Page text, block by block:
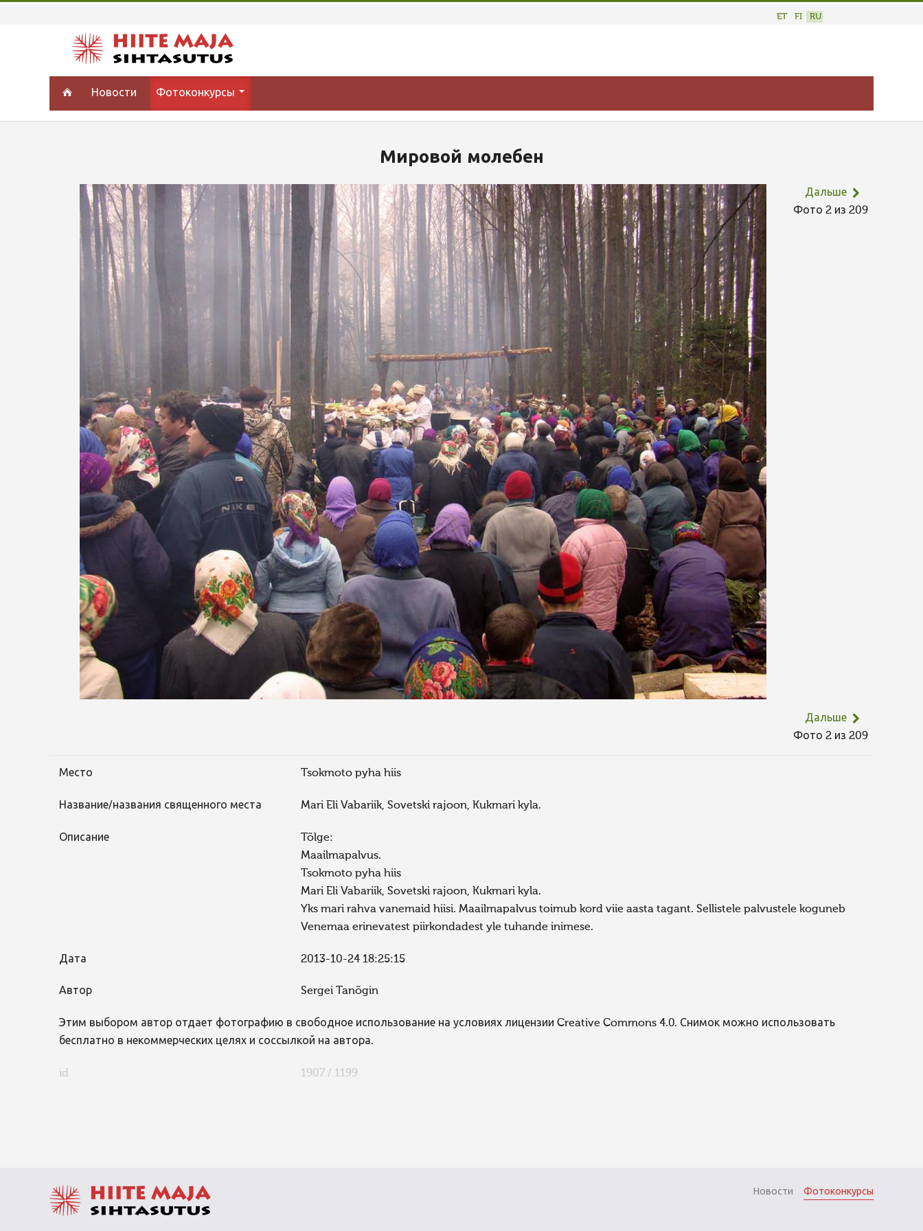
ET FI RU
Новости Фотоконкурсы
Мировой молебен
Дальше
Фото 2 из 209
Дальше
Фото 2 из 209
Место Tsokmoto pyha hiis
Название/названия священного места Mari Eli Vabariik, Sovetski rajoon, Kukmari kyla.
Описание
Tõlge:
Maailmapalvus.
Tsokmoto pyha hiis
Mari Eli Vabariik, Sovetski rajoon, Kukmari kyla.
Yks mari rahva vanemaid hiisi. Maailmapalvus toimub kord viie aasta tagant. Sellistele palvustele koguneb
Venemaa erinevatest piirkondadest yle tuhande inimese.
Дата 2013-10-24 18:25:15
Автор Sergei Tanõgin
Этим выбором автор отдает фотографию в свободное использование на условиях лицензии Creative Commons 4.0. Снимок можно использовать
бесплатно в некоммерческих целях и соссылкой на автора.
id 1907 / 1199
Новости Фотоконкурсы